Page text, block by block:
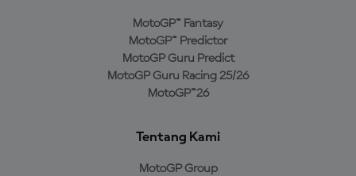
MotoGP™ Fantasy
MotoGP™ Predictor
MotoGP Guru Predict
MotoGP Guru Racing 25/26
MotoGP™26
Tentang Kami
MotoGP Group